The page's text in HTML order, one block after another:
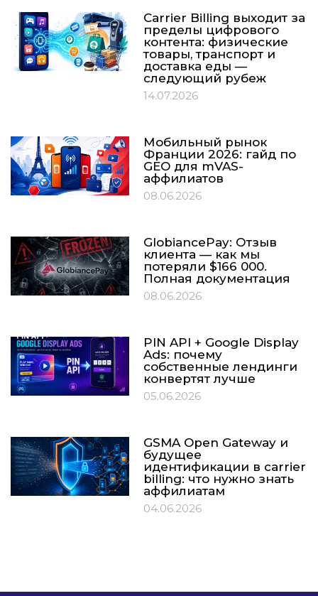
Carrier Billing выходит за
пределы цифрового
контента: физические
товары, транспорт и
доставка еды —
следующий рубеж
14.07.2026
Мобильный рынок
Франции 2026: гайд по
GEO для mVAS-
аффилиатов
08.06.2026
GlobiancePay: Отзыв
клиента — как мы
потеряли $166 000.
Полная документация
08.06.2026
PIN API + Google Display
Ads: почему
собственные лендинги
конвертят лучше
05.06.2026
GSMA Open Gateway и
будущее
идентификации в carrier
billing: что нужно знать
аффилиатам
04.06.2026